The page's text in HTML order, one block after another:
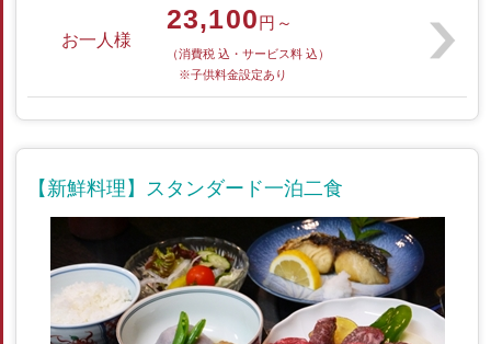
お一人様
23,100円～
（消費税 込・サービス料 込）
※子供料金設定あり
【新鮮料理】スタンダード一泊二食